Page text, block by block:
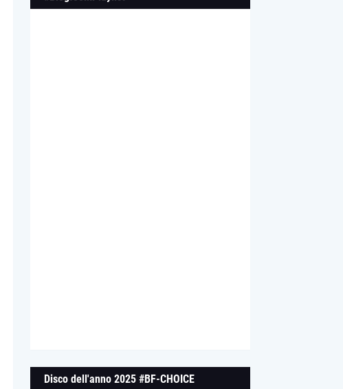
Disco dell'anno 2025 #BF-CHOICE